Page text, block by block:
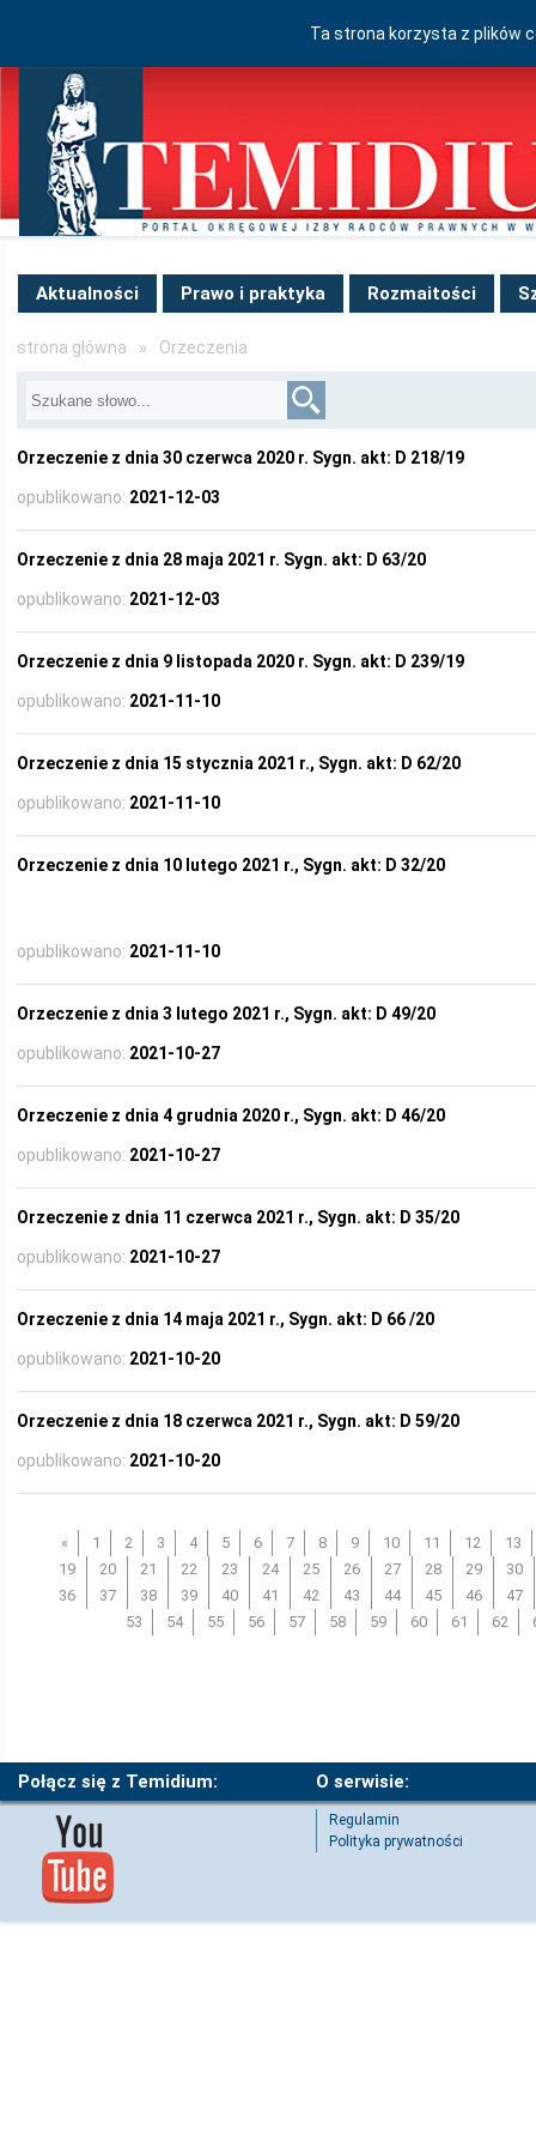
Ta strona korzysta z plików
Aktualności Prawo i praktyka Rozmaitości
strona główna » Orzeczenia
Orzeczenie z dnia 30 czerwca 2020 r. Sygn. akt: D 218/19
opublikowano: 2021-12-03
Orzeczenie z dnia 28 maja 2021 r. Sygn. akt: D 63/20
opublikowano: 2021-12-03
Orzeczenie z dnia 9 listopada 2020 r. Sygn. akt: D 239/19
opublikowano: 2021-11-10
Orzeczenie z dnia 15 stycznia 2021 r., Sygn. akt: D 62/20
opublikowano: 2021-11-10
Orzeczenie z dnia 10 lutego 2021 r., Sygn. akt: D 32/20
opublikowano: 2021-11-10
Orzeczenie z dnia 3 lutego 2021 r., Sygn. akt: D 49/20
opublikowano: 2021-10-27
Orzeczenie z dnia 4 grudnia 2020 r., Sygn. akt: D 46/20
opublikowano: 2021-10-27
Orzeczenie z dnia 11 czerwca 2021 r., Sygn. akt: D 35/20
opublikowano: 2021-10-27
Orzeczenie z dnia 14 maja 2021 r., Sygn. akt: D 66 /20
opublikowano: 2021-10-20
Orzeczenie z dnia 18 czerwca 2021 r., Sygn. akt: D 59/20
opublikowano: 2021-10-20
« 1 2 3 4 5 6 7 8 9 10 11 12
13
19
20 21 22 23 24 25 26 27 28 29
30
36
37 38 39 40 41 42 43 44 45 46
47
53
54 55 56 57 58 59 60 61 62
Połącz się z Temidium: O serwisie:
Regulamin
Polityka prywatności